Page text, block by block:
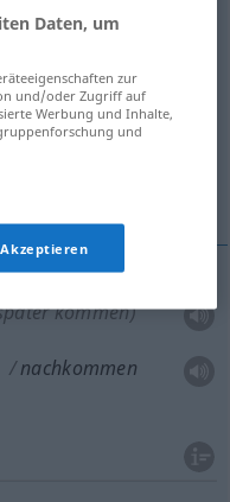
tenir, ne pas
kommen)
nachkommen
Daten, um
zur
und/oder Zugriff auf
Werbung und Inhalte,
und
Akzeptieren